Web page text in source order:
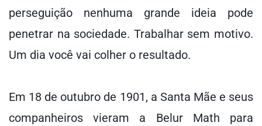
perseguição nenhuma grande ideia pode
penetrar na sociedade. Trabalhar sem motivo.
Um dia você vai colher o resultado.
Em 18 de outubro de 1901, a Santa Mãe e seus
companheiros vieram a Belur Math para